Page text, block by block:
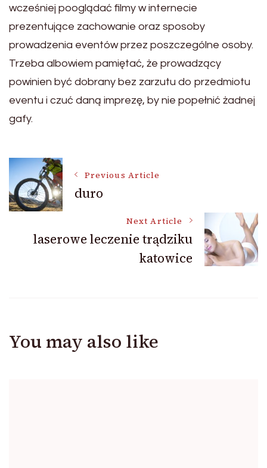
wcześniej pooglądać filmy w internecie
prezentujące zachowanie oraz sposoby
prowadzenia eventów przez poszczególne osoby.
Trzeba albowiem pamiętać, że prowadzący
powinien być dobrany bez zarzutu do przedmiotu
eventu i czuć daną imprezę, by nie popełnić żadnej
gafy.
Post
Navigation
Previous Article
duro
Next Article
laserowe leczenie trądziku
katowice
You may also like